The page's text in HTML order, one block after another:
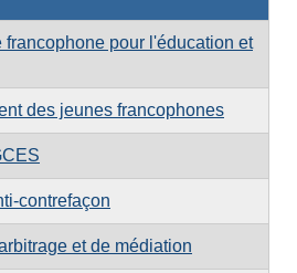
francophone pour l'éducation et
des jeunes francophones
contrefaçon
et de médiation